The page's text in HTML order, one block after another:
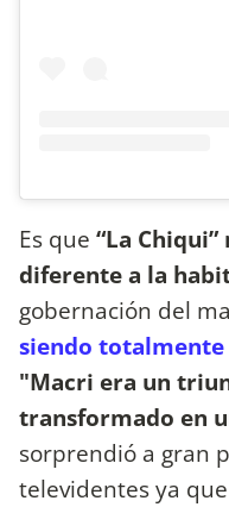
Es que “La Chiqui”
diferente a la
gobernación del
siendo
"Macri era un
transformado en
sorprendió a gran
televidentes ya